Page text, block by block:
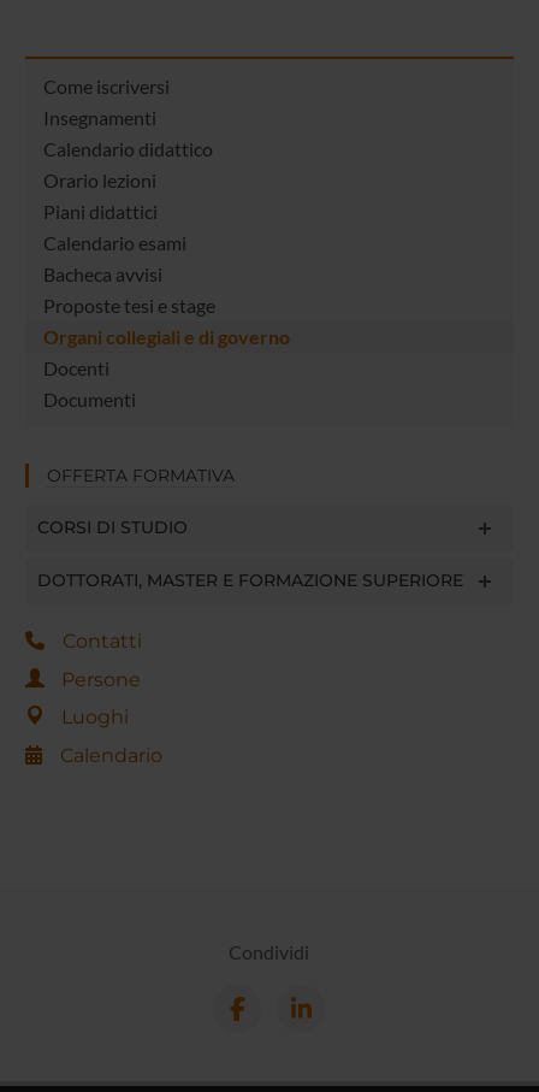
Come iscriversi
Insegnamenti
Calendario didattico
Orario lezioni
Piani didattici
Calendario esami
Bacheca avvisi
Proposte tesi e stage
Organi collegiali e di governo
Docenti
Documenti
OFFERTA FORMATIVA
CORSI DI STUDIO
DOTTORATI, MASTER E FORMAZIONE SUPERIORE
Contatti
Persone
Luoghi
Calendario
Condividi